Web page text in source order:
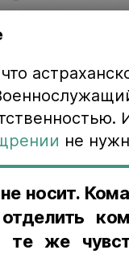
не
носит.
те же